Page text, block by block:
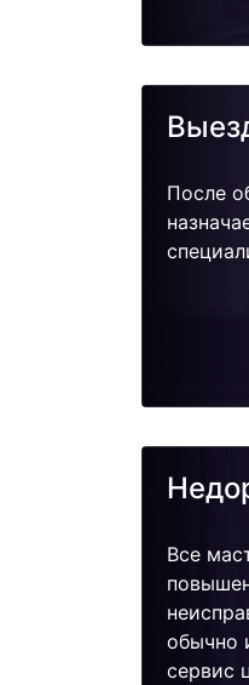
После
Все
обычно
сервис